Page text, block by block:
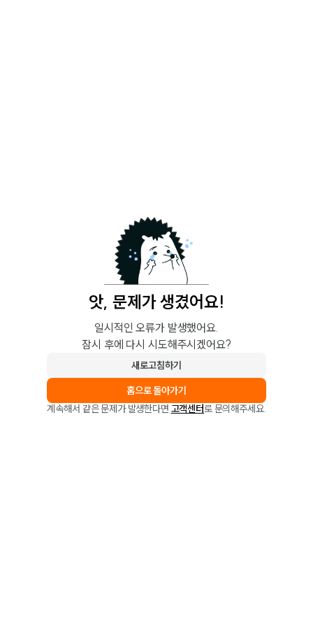
앗, 문제가 생겼어요!
일시적인 오류가 발생했어요.
잠시 후에 다시 시도해주시겠어요?
새로고침하기
홈으로 돌아가기
계속해서 같은 문제가 발생한다면 고객센터로 문의해주세요.